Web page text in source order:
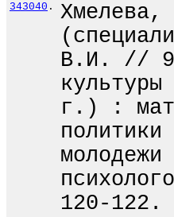
343040 .
Хмелева,
В.И. // 9
г.) :
120-122.